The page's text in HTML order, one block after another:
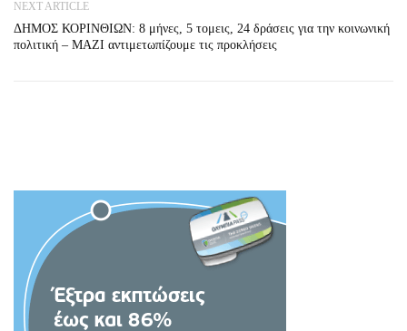
NEXT ARTICLE
ΔΗΜΟΣ ΚΟΡΙΝΘΙΩΝ: 8 μήνες, 5 τομεις, 24 δράσεις για την κοινωνική
πολιτική – ΜΑΖΙ αντιμετωπίζουμε τις προκλήσεις